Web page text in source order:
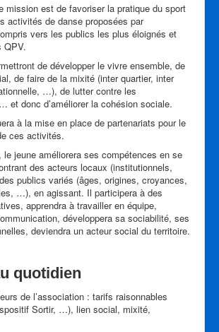
mission est de favoriser la pratique du sport
activités de danse proposées par
vers les publics les plus éloignés et
QPV.
de développer le vivre ensemble, de
de faire de la mixité (inter quartier, inter
…), de lutter contre les
et donc d’améliorer la cohésion sociale.
à la mise en place de partenariats pour le
ces activités.
le jeune améliorera ses compétences en se
des acteurs locaux (institutionnels,
publics variés (âges, origines, croyances,
…), en agissant. Il participera à des
apprendra à travailler en équipe,
développera sa sociabilité, ses
deviendra un acteur social du territoire.
quotidien
de l’association : tarifs raisonnables
Sortir, …), lien social, mixité,